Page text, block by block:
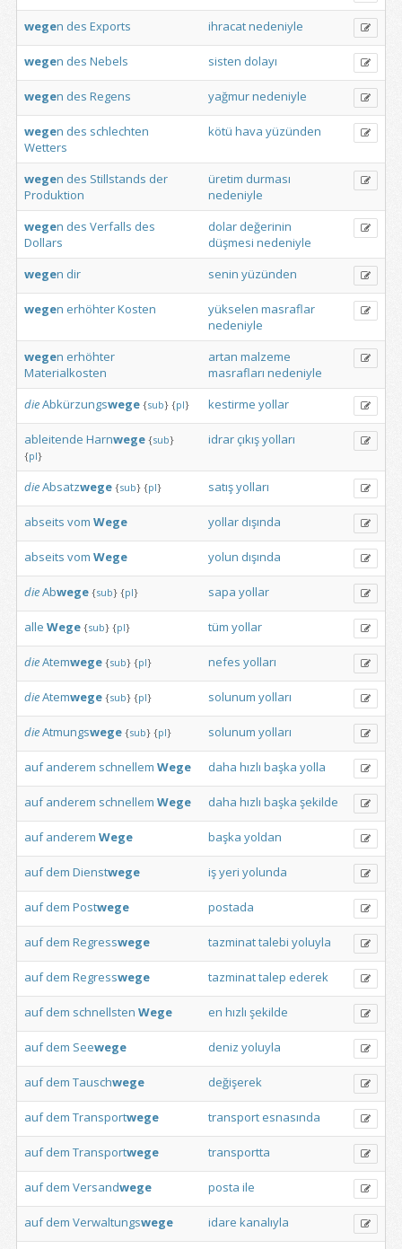
wegen des Exports ihracatnedeniyle
wegen des Nebels sisten dolayı
wegen des Regens yağmurnedeniyle
wegen des schlechten
Wetters
kötü hava yüzünden
wegen des Stillstands der
Produktion
üretim durması
nedeniyle
wegen des Verfalls des
Dollars
dolar değerinin
düşmesi nedeniyle
wegen dir senin yüzünden
wegen erhöhterKosten yükselen masraflar
nedeniyle
wegen erhöhter
Materialkosten
artan malzeme
masrafları nedeniyle
dieAbkürzungswege {sub} {pl} kestirme yollar
ableitende Harnwege {sub}
{pl}
idrar çıkışyolları
dieAbsatzwege {sub} {pl} satışyolları
abseits vom Wege yollar dışında
abseits vom Wege yolun dışında
dieAbwege {sub} {pl} sapa yollar
alle Wege {sub} {pl} tüm yollar
dieAtemwege {sub} {pl} nefes yolları
dieAtemwege {sub} {pl} solunum yolları
dieAtmungswege {sub} {pl} solunum yolları
auf anderem schnellem Wege daha hızlı başka yolla
auf anderem schnellem Wege daha hızlı başka şekilde
auf anderem Wege başka yoldan
auf dem Dienstwege işyeri yolunda
auf dem Postwege postada
auf dem Regresswege tazminattalebi yoluyla
auf dem Regresswege tazminattalep ederek
auf dem schnellsten Wege en hızlı şekilde
auf dem Seewege deniz yoluyla
auf dem Tauschwege değişerek
auf dem Transportwege transport esnasında
auf dem Transportwege transportta
auf dem Versandwege posta ile
auf dem Verwaltungswege idare kanalıyla